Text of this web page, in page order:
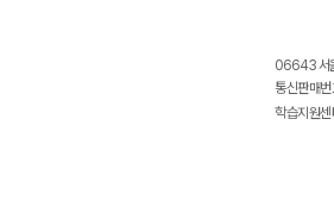
06643 서
통신판매
학습지원